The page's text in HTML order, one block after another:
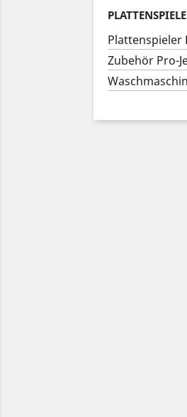
Plattenspieler
Zubehör Pro-